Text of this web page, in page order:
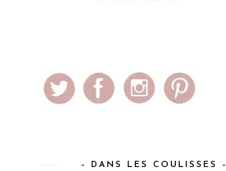
– DANS LES COULISSES –